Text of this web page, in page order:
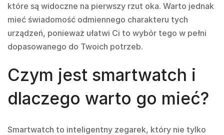
które są widoczne na pierwszy rzut oka. Warto jednak
mieć świadomość odmiennego charakteru tych
urządzeń, ponieważ ułatwi Ci to wybór tego w pełni
dopasowanego do Twoich potrzeb.
Czym jest smartwatch i
dlaczego warto go mieć?
Smartwatch to inteligentny zegarek, który nie tylko